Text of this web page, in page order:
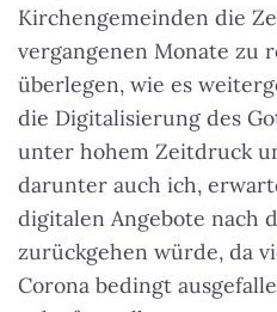
Kirchengemeinden die
vergangenen Monate zu
überlegen, wie es
die Digitalisierung des
unter hohem Zeitdruck
darunter auch ich,
digitalen Angebote nach
zurückgehen würde, da
Corona bedingt